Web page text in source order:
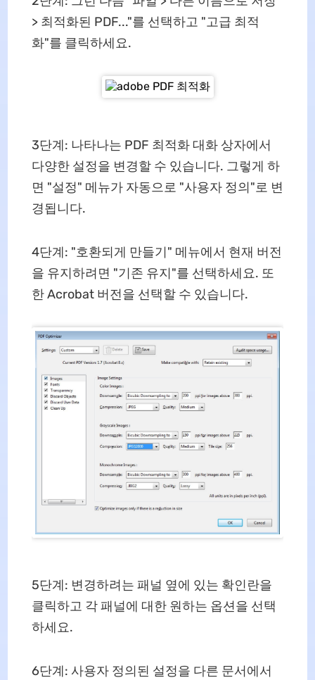
> 최적화된 PDF..."를 선택하고 "고급 최적
화"를 클릭하세요.
3단계: 나타나는 PDF 최적화 대화 상자에서
다양한 설정을 변경할 수 있습니다. 그렇게 하
면 "설정" 메뉴가 자동으로 "사용자 정의"로 변
경됩니다.
4단계: "호환되게 만들기" 메뉴에서 현재 버전
을 유지하려면 "기존 유지"를 선택하세요. 또
한 Acrobat 버전을 선택할 수 있습니다.
5단계: 변경하려는 패널 옆에 있는 확인란을
클릭하고 각 패널에 대한 원하는 옵션을 선택
하세요.
6단계: 사용자 정의된 설정을 다른 문서에서